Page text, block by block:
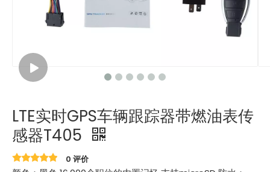
LTE实时GPS车辆跟踪器带燃油表传
感器T405
0 评价